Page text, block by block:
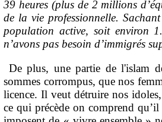
39 heures (plus de 2 millions
de la vie professionnelle.
population active, soit environ
n’avons pas besoin d’immigrés
De plus, une partie de l'islam
sommes corrompus, que nos
licence. Il veut détruire nos
ce qui précède on comprend